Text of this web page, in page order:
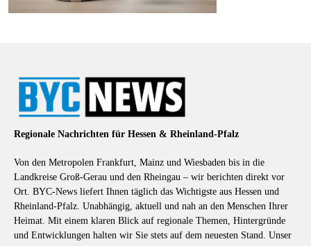
Regionale Nachrichten für Hessen & Rheinland-Pfalz
Von den Metropolen Frankfurt, Mainz und Wiesbaden bis in die
Landkreise Groß-Gerau und den Rheingau – wir berichten direkt vor
Ort. BYC-News liefert Ihnen täglich das Wichtigste aus Hessen und
Rheinland-Pfalz. Unabhängig, aktuell und nah an den Menschen Ihrer
Heimat. Mit einem klaren Blick auf regionale Themen, Hintergründe
und Entwicklungen halten wir Sie stets auf dem neuesten Stand. Unser